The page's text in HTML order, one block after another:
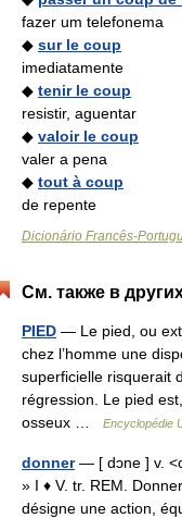
fazer um telefonema
◆ sur le coup
imediatamente
◆ tenir le coup
resistir, aguentar
◆ valoir le coup
valer a pena
◆ tout à coup
de repente
Dicionário Francês-
См. также в
PIED — Le pied, ou
chez l’homme une
superficielle risquerait
régression. Le pied
osseux …
Encyclopédie
donner— [ dɔne ] v.
» I ♦ V. tr. REM.
désigne une action,